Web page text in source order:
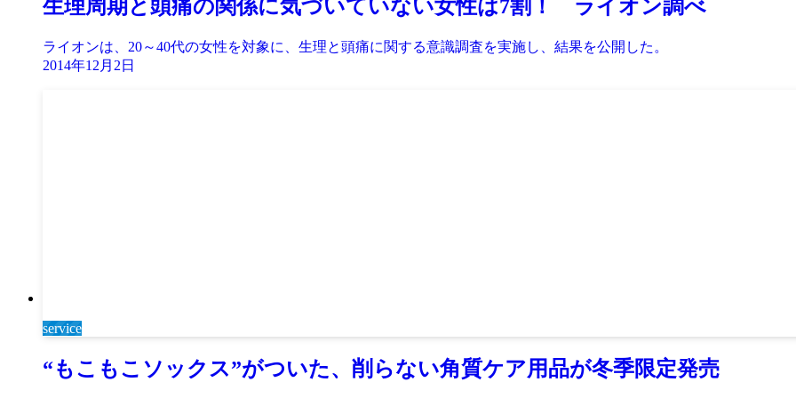
生理周期と頭痛の関係に気づいていない女性は7割！ ライオン調べ
ライオンは、20～40代の女性を対象に、生理と頭痛に関する意識調査を実施し、結果を公開した。
2014年12月2日
service
“もこもこソックス”がついた、削らない角質ケア用品が冬季限定発売